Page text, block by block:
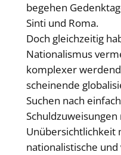
begehen
Sinti und Roma.
Doch gleichzeitig
Nationalismus
komplexer
scheinende
Suchen nach
Unübersichtlichkeit
nationalistische und